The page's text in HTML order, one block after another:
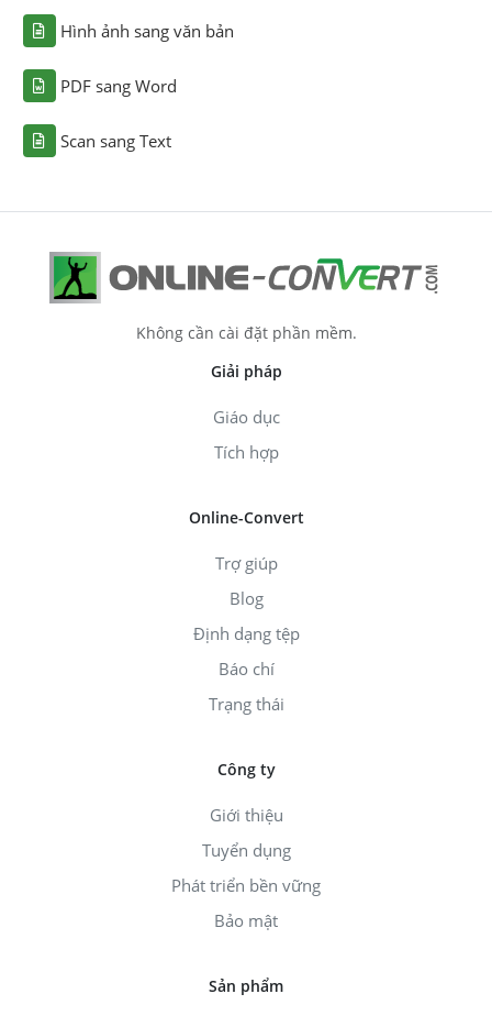
Hình ảnh sang văn bản
PDF sang Word
Scan sang Text
Không cần cài đặt phần mềm.
Giải pháp
Giáo dục
Tích hợp
Online-Convert
Trợ giúp
Blog
Định dạng tệp
Báo chí
Trạng thái
Công ty
Giới thiệu
Tuyển dụng
Phát triển bền vững
Bảo mật
Sản phẩm